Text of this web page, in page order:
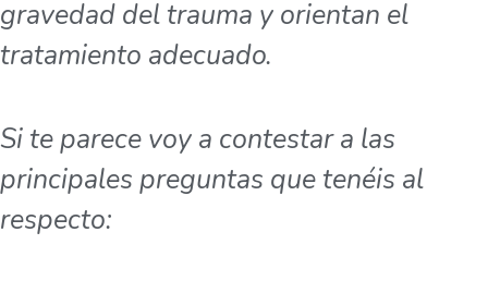
gravedad del trauma y orientan el
tratamiento adecuado.
Si te parece voy a contestar a las
principales preguntas que tenéis al
respecto: